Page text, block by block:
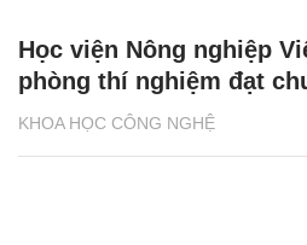
KHOA HỌC CÔNG NGHỆ
Học viện Nông nghiệp
phòng thí nghiệm đạt